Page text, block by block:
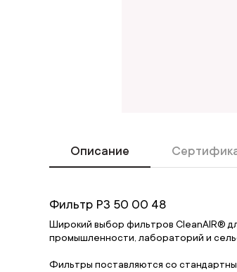
Описание
Фильтр Р3 50 00 48
Широкий выбор фильтров CleanAIR®
промышленности, лабораторий и
Фильтры поставляются со